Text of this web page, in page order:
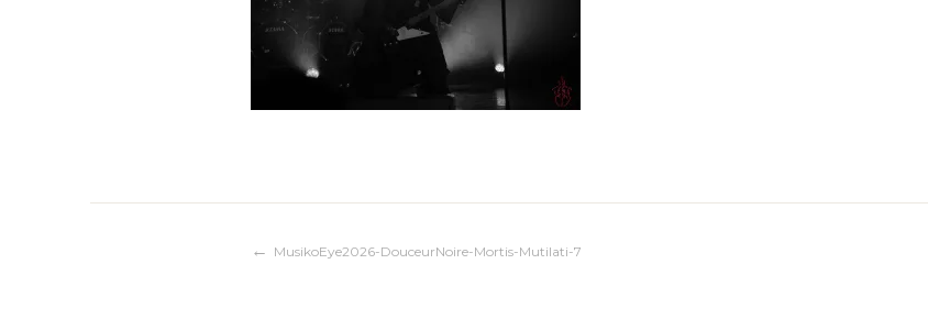
Navigation
MusikoEye2026-DouceurNoire-Mortis-Mutilati-7